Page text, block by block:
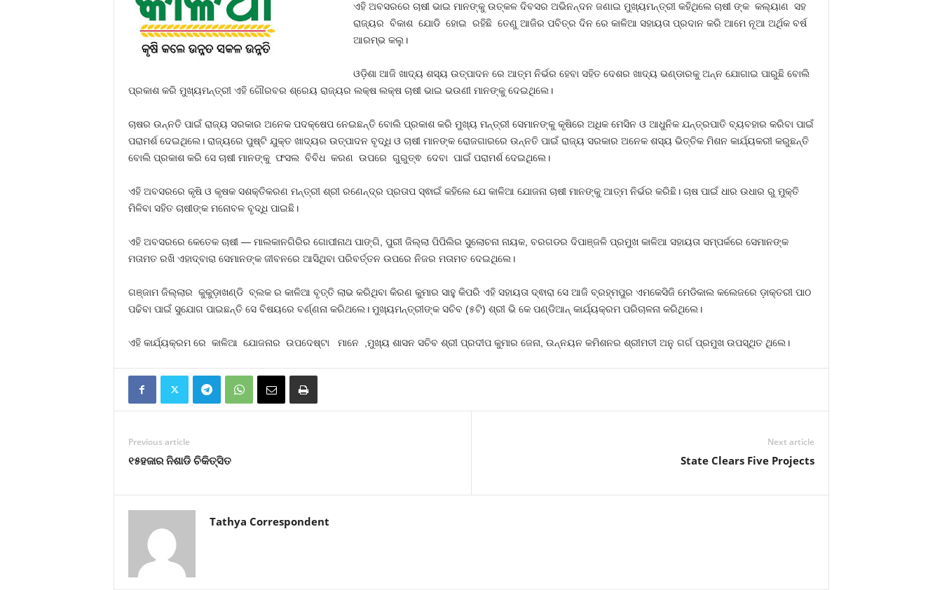
ଏହି ଅବସରରେ ଚାଷୀ ଭାଇ ମାନଙ୍କୁ ଉତ୍କଳ ଦିବସର ଅଭିନନ୍ଦନ ଜଣାଇ ମୁଖ୍ୟମନ୍ତ୍ରୀ କହିଥିଲେ ଚାଷୀ ଙ୍କ କଲ୍ୟାଣ ସହ
ରାଜ୍ୟର ବିକାଶ ଯୋଡି ହୋଇ ରହିଛି ତେଣୁ ଆଜିର ପବିତ୍ର ଦିନ ରେ କାଳିଆ ସହାୟତା ପ୍ରଦାନ କରି ଆମେ ନୂଆ ଅର୍ଥିକ ବର୍ଷ
ଆରମ୍ଭ କଲୁ।
ଓଡ଼ିଶା ଆଜି ଖାଦ୍ୟ ଶସ୍ୟ ଉତ୍ପାଦନ ରେ ଆତ୍ମ ନିର୍ଭର ହେବା ସହିତ ଦେଶର ଖାଦ୍ୟ ଭଣ୍ଡାରକୁ ଅନ୍ନ ଯୋଗାଇ ପାରୁଛି ବୋଲି
ପ୍ରକାଶ କରି ମୁଖ୍ୟମନ୍ତ୍ରୀ ଏହି ଗୌରବର ଶ୍ରେୟ ରାଜ୍ୟର ଲକ୍ଷ ଲକ୍ଷ ଚାଷୀ ଭାଇ ଭଉଣୀ ମାନଙ୍କୁ ଦେଇଥିଲେ।
ଚାଷର ଉନ୍ନତି ପାଇଁ ରାଜ୍ୟ ସରକାର ଅନେକ ପଦକ୍ଷେପ ନେଇଛନ୍ତି ବୋଲି ପ୍ରକାଶ କରି ମୁଖ୍ୟ ମନ୍ତ୍ରୀ ସେମାନଙ୍କୁ କୃଷିରେ ଅଧିକ ମେସିନ ଓ ଆଧୁନିକ ଯନ୍ତ୍ରପାତି ବ୍ୟବହାର କରିବା ପାଇଁ
ପରାମର୍ଶ ଦେଇଥିଲେ। ରାଜ୍ୟରେ ପୁଷ୍ଟି ଯୁକ୍ତ ଖାଦ୍ୟର ଉତ୍ପାଦନ ବୃଦ୍ଧି ଓ ଚାଷୀ ମାନଙ୍କ ରୋଜଗାରରେ ଉନ୍ନତି ପାଇଁ ରାଜ୍ୟ ସରକାର ଅନେକ ଶସ୍ୟ ଭିତ୍ତିକ ମିଶନ କାର୍ଯ୍ୟକରୀ କରୁଛନ୍ତି
ବୋଲି ପ୍ରକାଶ କରି ସେ ଚାଷୀ ମାନଙ୍କୁ ଫସଲ ବିବିଧ କରଣ ଉପରେ ଗୁରୁତ୍ଵ ଦେବା ପାଇଁ ପରାମର୍ଶ ଦେଇଥିଲେ।
ଏହି ଅବସରରେ କୃଷି ଓ କୃଷକ ସଶକ୍ତିକରଣ ମନ୍ତ୍ରୀ ଶ୍ରୀ ରଣେନ୍ଦ୍ର ପ୍ରତାପ ସ୍ଵାଇଁ କହିଲେ ଯେ କାଳିଆ ଯୋଜନା ଚାଷୀ ମାନଙ୍କୁ ଆତ୍ମ ନିର୍ଭର କରିଛି। ଚାଷ ପାଇଁ ଧାର ଉଧାର ରୁ ମୁକ୍ତି
ମିଳିବା ସହିତ ଚାଷୀଙ୍କ ମନୋବଳ ବୃଦ୍ଧି ପାଇଛି।
ଏହି ଅବସରରେ କେତେକ ଚାଷୀ — ମାଲକାନଗିରିର ଗୋପୀନାଥ ପାଙ୍ଗି, ପୁରୀ ଜିଲ୍ଲା ପିପିଲିର ସୁଲୋଚନା ନାୟକ, ବରଗଡର ଦିପାଞ୍ଜଳି ପ୍ରମୁଖ କାଳିଆ ସହାୟତା ସମ୍ପର୍କରେ ସେମାନଙ୍କ
ମତାମତ ରଖି ଏହାଦ୍ବାରା ସେମାନଙ୍କ ଜୀବନରେ ଆସିଥିବା ପରିବର୍ତ୍ତନ ଉପରେ ନିଜର ମତାମତ ଦେଇଥିଲେ।
ଗଞ୍ଜାମ ଜିଲ୍ଲାର କୁକୁଡ଼ାଖଣ୍ଡି ବ୍ଲକ ର କାଳିଆ ବୃତ୍ତି ଲାଭ କରିଥିବା କିରଣ କୁମାର ସାହୁ କିପରି ଏହି ସହାୟତା ଦ୍ଵାରା ସେ ଆଜି ବ୍ରହ୍ମପୁର ଏମକେସିଜି ମେଡିକାଲ କଲେଜରେ ଡ଼ାକ୍ତରୀ ପାଠ
ପଢିବା ପାଇଁ ସୁଯୋଗ ପାଇଛନ୍ତି ସେ ବିଷୟରେ ବର୍ଣ୍ଣନା କରିଥଲେ। ମୁଖ୍ୟମନ୍ତ୍ରୀଙ୍କ ସଚିବ (୫ଟି) ଶ୍ରୀ ଭି କେ ପଣ୍ଡିଆନ୍ କାର୍ଯ୍ୟକ୍ରମ ପରିଚାଳନା କରିଥିଲେ।
ଏହି କାର୍ଯ୍ୟକ୍ରମ ରେ କାଳିଆ ଯୋଜନାର ଉପଦେଷ୍ଟା ମାନେ ,ମୁଖ୍ୟ ଶାସନ ସଚିବ ଶ୍ରୀ ପ୍ରଦୀପ କୁମାର ଜେନା, ଉନ୍ନୟନ କମିଶନର ଶ୍ରୀମତୀ ଅନୁ ଗର୍ଗ ପ୍ରମୁଖ ଉପସ୍ଥିତ ଥିଲେ।
Previous article
୧୫ହଜାର ନିଶାଡି ଚିକିତ୍ସିତ
Next article
State Clears Five Projects
Tathya Correspondent